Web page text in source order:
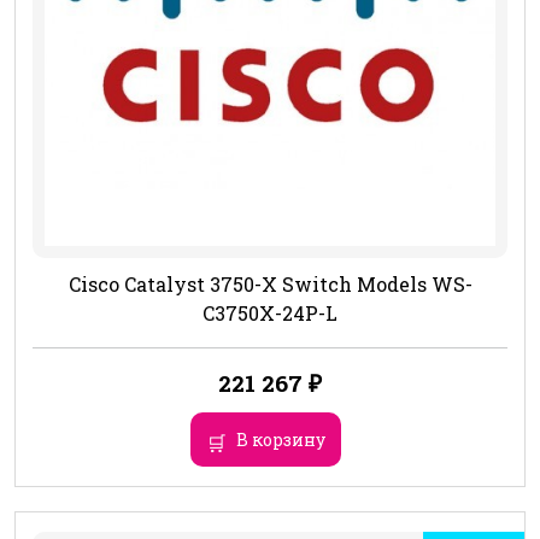
Cisco Catalyst 3750-X Switch Models WS-
C3750X-24P-L
221 267 ₽
В корзину